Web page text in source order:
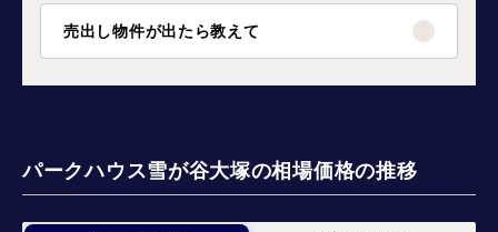
売出し物件が出たら教えて
パークハウス雪が谷大塚の相場価格の推移